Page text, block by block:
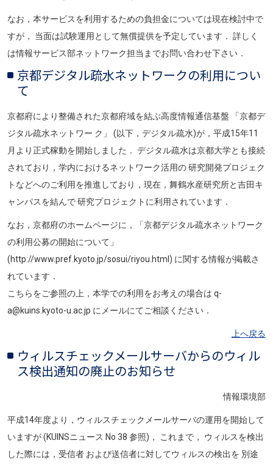
なお，本サービスを利用するための負担金については現在検討中で
すが， 当面は試験運用として無償提供を予定しています． 詳しく
は情報サービス部ネットワーク担当までお問い合わせ下さい．
京都デジタル疏水ネットワークの利用につい
て
京都府により整備された京都府域を結ぶ高度情報通信基盤 「京都デ
ジタル疏水ネットワー ク」 (以下，デジタル疏水)が，平成15年11
月より正式稼動を開始しました． デジタル疏水は京都大学とも接続
されており，学内におけるネットワーク活用の 研究開発プロジェク
トなどへのご利用を推進しており，現在，舞鶴水産研究所と吉田キ
ャンパスを結んで 研究プロジェクトに利用されています．
なお，京都府のホームページに，「京都デジタル疏水ネットワーク
の利用公募の開始について」
(http://www.pref.kyoto.jp/sosui/riyou.html) に関する情報が掲載さ
れています．
こちらをご参照の上，本学での利用をお考えの場合は q-
a@kuins.kyoto-u.ac.jp にメールにてご相談ください．
上へ戻る
ウィルスチェックメールサーバからのウィル
ス検出通知の廃止のお知らせ
情報環境部
平成14年度より，ウィルスチェックメールサーバの運用を開始して
いますが (KUINSニュース No 38 参照)， これまで， ウィルスを検出
した際には，受信者 および送信者に対してウィルスの検出を 別途